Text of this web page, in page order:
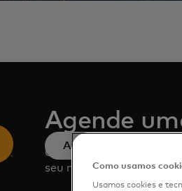
Agende
Consulte a nossa
seu negócio através dos
Agende uma
Como usamos
Usamos cookies e